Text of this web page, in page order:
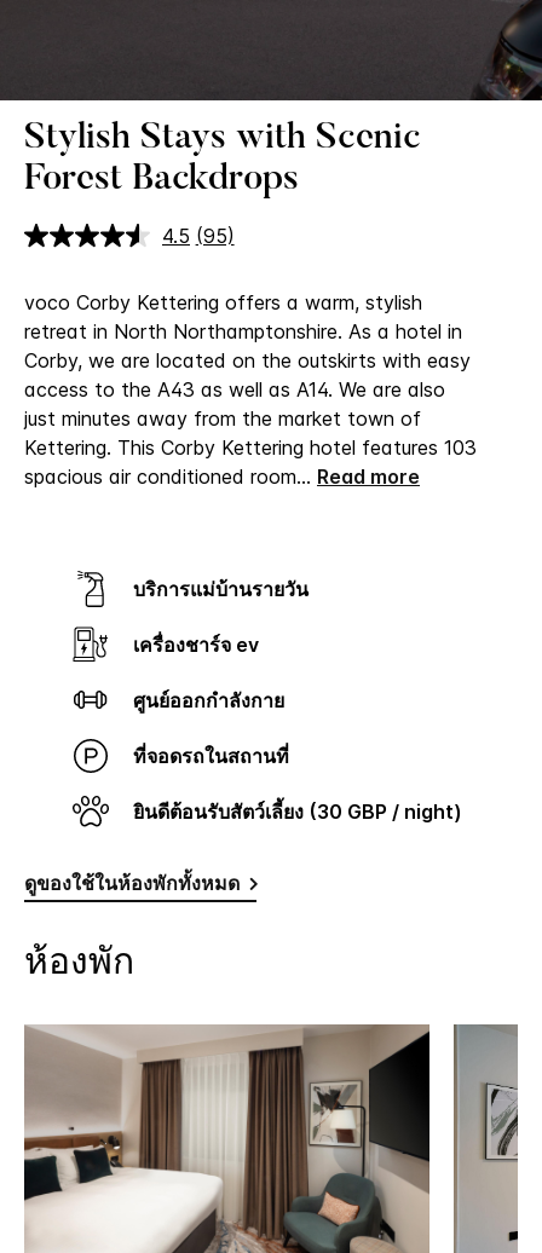
Stylish Stays with Scenic
Forest Backdrops
4.5 อ่าน
ลิงก์
หน้า
เดียวกัน
(95)
voco Corby Kettering offers a warm, stylish
retreat in North Northamptonshire. As a hotel in
Corby, we are located on the outskirts with easy
access to the A43 as well as A14. We are also
just minutes away from the market town of
Kettering. This Corby Kettering hotel features 103
spacious air conditioned room... Read more
บริการแม่บ้านรายวัน
เครื่องชาร์จ ev
ศูนย์ออกกำลังกาย
ที่จอดรถในสถานที่
ยินดีต้อนรับสัตว์เลี้ยง (30 GBP / night)
ดูของใช้ในห้องพักทั้งหมด
ห้องพัก